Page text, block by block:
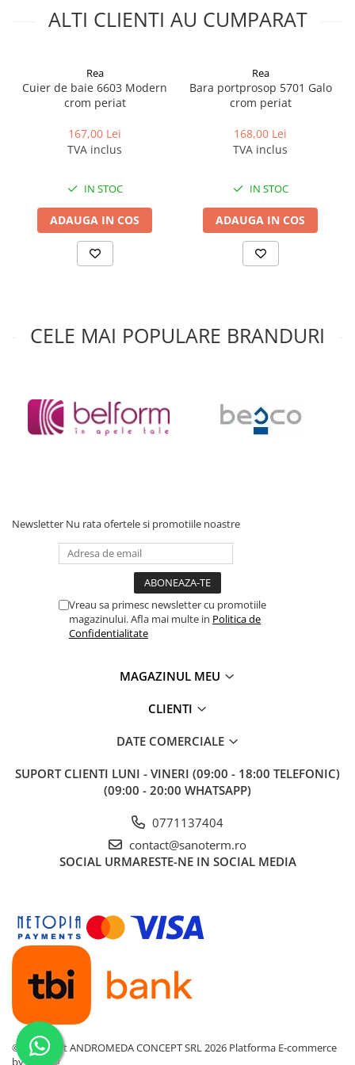
Cadite semirotunde
Rigole si canale de scurgere dus
Usi batante
Usi culisante
Sisteme de dus
Coloane de dus
Sisteme de dus incastrate
Brate si palarii dus
Accesorii dus
Accesorii toaleta
Sifoane, ventile si racorduri
Sifoane si ventile lavoar
Sifoane si ventile cadita dus
Sifoane pardoseala si terasa
Baterii cu dus extractabil
Baterii cu pipa flexibila
Chiuvete bucatarie
Chiuvete Compozit
Seturi chiuvete si baterii
Distribuitoare
Grup amestec
Automatizari
Pompe recirculare
Pompa ridicare presiune
Cutii distribuitoare
ALTI CLIENTI AU CUMPARAT
Rea
Cuier de baie 6603 Modern
crom periat
167,00 Lei
TVA inclus
IN STOC
ADAUGA IN COS
Rea
Bara portprosop 5701 Galo
crom periat
168,00 Lei
TVA inclus
IN STOC
ADAUGA IN COS
CELE MAI POPULARE BRANDURI
Newsletter Nu rata ofertele si promotiile noastre
Vreau sa primesc newsletter cu promotiile
magazinului. Afla mai multe in Politica de
Confidentialitate
MAGAZINUL MEU
CLIENTI
DATE COMERCIALE
SUPORT CLIENTI LUNI - VINERI (09:00 - 18:00 TELEFONIC)
(09:00 - 20:00 WHATSAPP)
0771137404
contact@sanoterm.ro
SOCIAL URMARESTE-NE IN SOCIAL MEDIA
©Copyright ANDROMEDA CONCEPT SRL 2026 Platforma E-commerce
by Gomag